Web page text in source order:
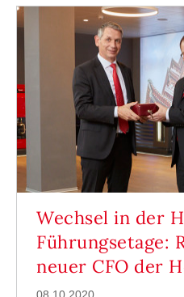
Wechsel in der
Führungsetage:
neuer CFO der